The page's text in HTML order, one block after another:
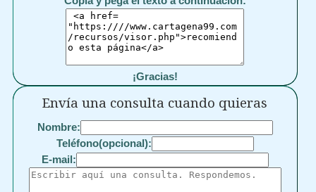
¡Gracias!
Envía una consulta cuando quieras
Nombre:
Teléfono(opcional):
E-mail: